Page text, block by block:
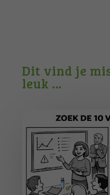
Dit vind je
leuk …